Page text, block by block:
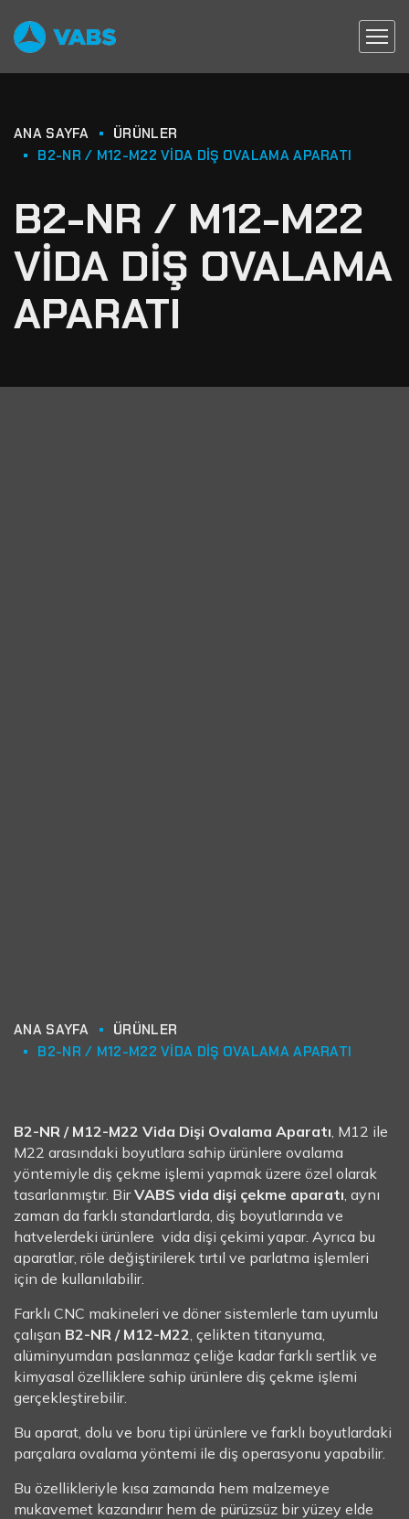
ANA SAYFA
ÜRÜNLER
B2-NR / M12-M22 VIDA DIŞ OVALAMA APARATI
B2-NR / M12-M22
VIDA DIŞ OVALAMA
APARATI
ANA SAYFA
ÜRÜNLER
B2-NR / M12-M22 VIDA DIŞ OVALAMA APARATI
B2-NR / M12-M22 Vida Dişi Ovalama Aparatı , M12 ile
M22 arasındaki boyutlara sahip ürünlere ovalama
yöntemiyle diş çekme işlemi yapmak üzere özel olarak
tasarlanmıştır. BirVABS vida dişi çekme aparatı , aynı
zaman da farklı standartlarda, diş boyutlarında ve
hatvelerdeki ürünlere vida dişi çekimi yapar. Ayrıca bu
aparatlar, röle değiştirilerek tırtıl ve parlatma işlemleri
için de kullanılabilir.
Farklı CNC makineleri ve döner sistemlerle tam uyumlu
çalışan B2-NR / M12-M22 , çelikten titanyuma,
alüminyumdan paslanmaz çeliğe kadar farklı sertlik ve
kimyasal özelliklere sahip ürünlere diş çekme işlemi
gerçekleştirebilir.
Bu aparat, dolu ve boru tipi ürünlere ve farklı boyutlardaki
parçalara ovalama yöntemi ile diş operasyonu yapabilir.
Bu özellikleriyle kısa zamanda hem malzemeye
mukavemet kazandırır hem de pürüzsüz bir yüzey elde